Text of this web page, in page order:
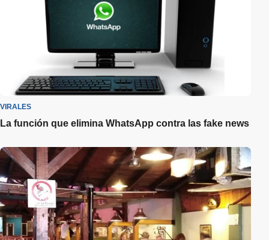
VIRALES
La función que elimina WhatsApp contra las fake news